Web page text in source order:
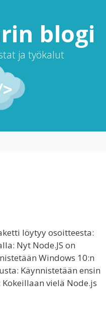
blogi
ja työkalut
löytyy osoitteesta:
Nyt Node.JS on
Windows 10:n
Käynnistetään ensin
vielä Node.js